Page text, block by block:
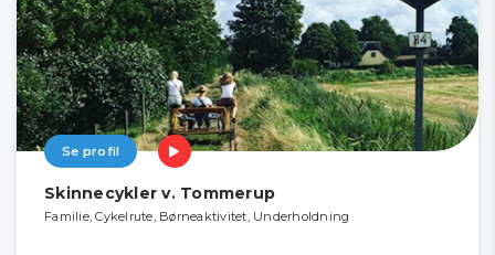
Se profil
Skinnecykler v. Tommerup
Familie, Cykelrute, Børneaktivitet, Underholdning